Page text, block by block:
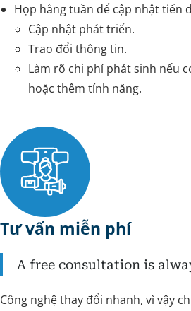
Họp hằng tuần để cập nhật tiến
Cập nhật phát triển.
Trao đổi thông tin.
Làm rõ chi phí phát sinh nếu
hoặc thêm tính năng.
Tư vấn miễn phí
A free consultation is
Công nghệ thay đổi nhanh, vì vậy